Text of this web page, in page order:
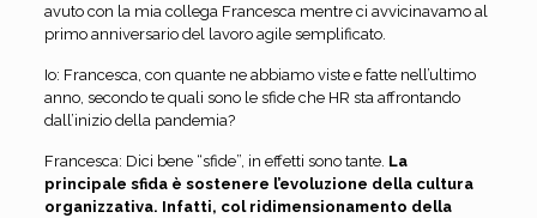
avuto con la mia collega Francesca mentre ci avvicinavamo al
primo anniversario del lavoro agile semplificato.
Io: Francesca, con quante ne abbiamo viste e fatte nell’ultimo
anno, secondo te quali sono le sfide che HR sta affrontando
dall’inizio della pandemia?
Francesca: Dici bene “sfide”, in effetti sono tante. La
principale sfida è sostenere l’evoluzione della cultura
organizzativa. Infatti, col ridimensionamento della